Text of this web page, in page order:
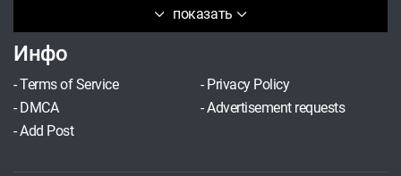
равнодушными ни одного туриста.
показать
Инфо
-Terms of Service - Privacy Policy
- DMCA -Advertisement requests
-Add Post